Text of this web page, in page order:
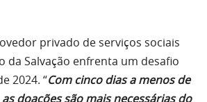
privado de serviços sociais
da Salvação enfrenta um desafio
2024. “Com cinco dias a menos de
doações são mais necessárias do